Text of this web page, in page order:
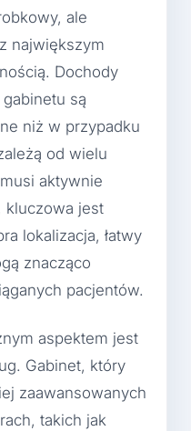
ale
największym
Dochody
są
niż w przypadku
od wielu
aktywnie
kluczowa jest
lokalizacja, łatwy
znacząco
pacjentów.
aspektem jest
Gabinet, który
zaawansowanych
takich jak